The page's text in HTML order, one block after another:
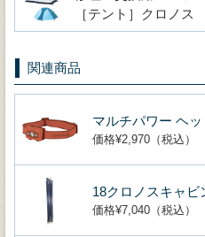
［テント］クロノス
関連商品
マルチパワー ヘ
価格¥2,970（税込）
18クロノスキャビ
価格¥7,040（税込）